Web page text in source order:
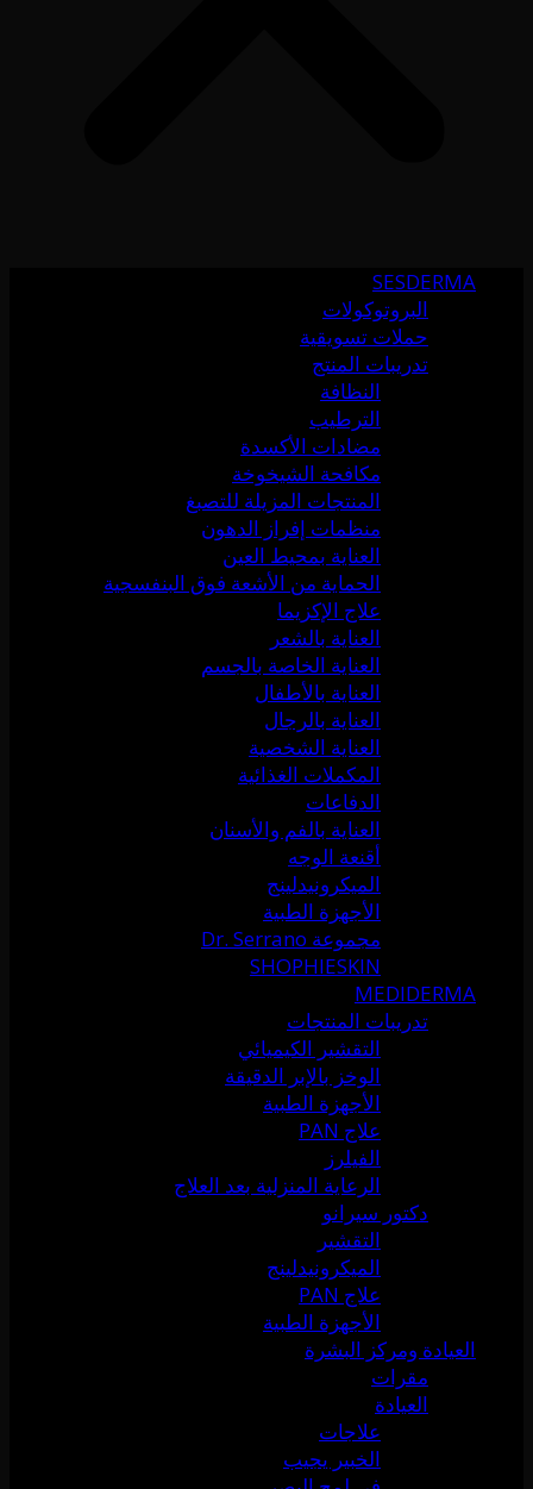
SESDERMA
البروتوكولات
حملات تسويقية
تدريبات المنتج
النظافة
الترطيب
مضادات الأكسدة
مكافحة الشيخوخة
المنتجات المزيلة للتصبغ
منظمات إفراز الدهون
العناية بمحيط العين
الحماية من الأشعة فوق البنفسجية
علاج الإكزيما
العناية بالشعر
العناية الخاصة بالجسم
العناية بالأطفال
العناية بالرجال
العناية الشخصية
المكملات الغذائية
الدفاعات
العناية بالفم والأسنان
أقنعة الوجه
الميكرونيدلينج
الأجهزة الطبية
مجموعة Dr. Serrano
SHOPHIESKIN
MEDIDERMA
تدريبات المنتجات
التقشير الكيميائي
الوخز بالإبر الدقيقة
الأجهزة الطبية
علاج PAN
الفيلرز
الرعاية المنزلية بعد العلاج
دكتور سيرانو
التقشير
الميكرونيدلينج
علاج PAN
الأجهزة الطبية
العيادة ومركز البشرة
مقرات
العيادة
علاجات
الخبير يجيب